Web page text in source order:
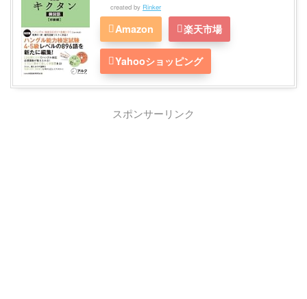
created by Rinker
Amazon 楽天市場
Yahooショッピング
スポンサーリンク